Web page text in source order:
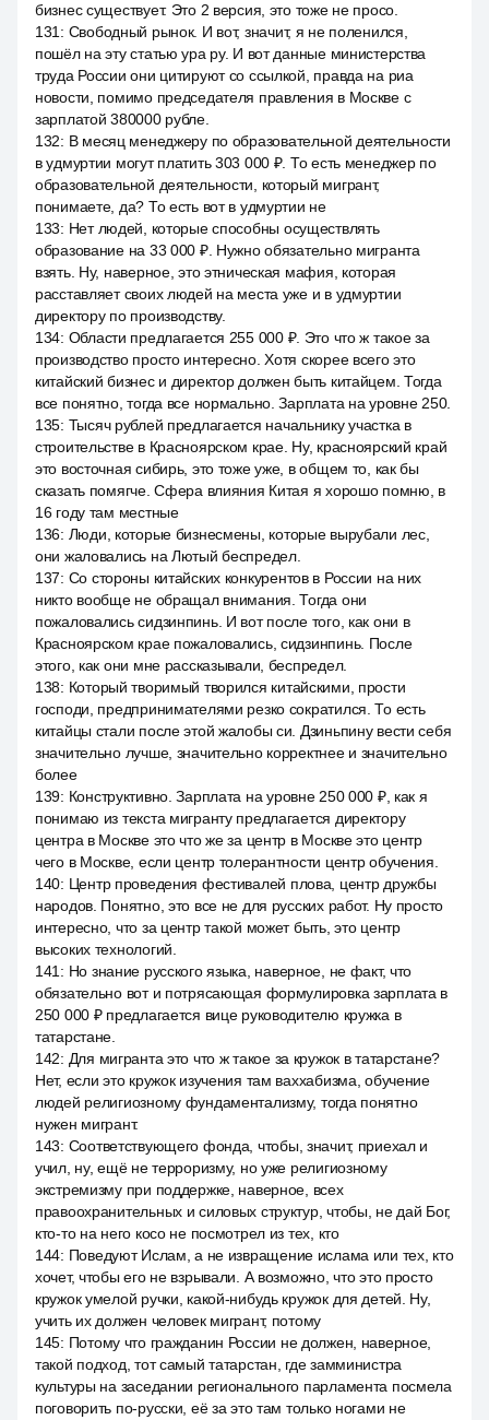
бизнес существует. Это 2 версия, это тоже не просо.
131 : Свободный рынок. И вот, значит, я не поленился,
пошёл на эту статью ура ру. И вот данные министерства
труда России они цитируют со ссылкой, правда на риа
новости, помимо председателя правления в Москве с
зарплатой 380000 рубле.
132: В месяц менеджеру по образовательной деятельности
в удмуртии могут платить 303 000 ₽. То есть менеджер по
образовательной деятельности, который мигрант,
понимаете, да? То есть вот в удмуртии не
133: Нет людей, которые способны осуществлять
образование на 33 000 ₽. Нужно обязательно мигранта
взять. Ну, наверное, это этническая мафия, которая
расставляет своих людей на места уже и в удмуртии
директору по производству.
134: Области предлагается 255 000 ₽. Это что ж такое за
производство просто интересно. Хотя скорее всего это
китайский бизнес и директор должен быть китайцем. Тогда
все понятно, тогда все нормально. Зарплата на уровне 250.
135: Тысяч рублей предлагается начальнику участка в
строительстве в Красноярском крае. Ну, красноярский край
это восточная сибирь, это тоже уже, в общем то, как бы
сказать помягче. Сфера влияния Китая я хорошо помню, в
16 году там местные
136: Люди, которые бизнесмены, которые вырубали лес,
они жаловались на Лютый беспредел.
137: Со стороны китайских конкурентов в России на них
никто вообще не обращал внимания. Тогда они
пожаловались сидзинпинь. И вот после того, как они в
Красноярском крае пожаловались, сидзинпинь. После
этого, как они мне рассказывали, беспредел.
138: Который творимый творился китайскими, прости
господи, предпринимателями резко сократился. То есть
китайцы стали после этой жалобы си. Дзиньпину вести себя
значительно лучше, значительно корректнее и значительно
более
139: Конструктивно. Зарплата на уровне 250 000 ₽, как я
понимаю из текста мигранту предлагается директору
центра в Москве это что же за центр в Москве это центр
чего в Москве, если центр толерантности центр обучения.
140: Центр проведения фестивалей плова, центр дружбы
народов. Понятно, это все не для русских работ. Ну просто
интересно, что за центр такой может быть, это центр
высоких технологий.
141 : Но знание русского языка, наверное, не факт, что
обязательно вот и потрясающая формулировка зарплата в
250 000 ₽ предлагается вице руководителю кружка в
татарстане.
142: Для мигранта это что ж такое за кружок в татарстане?
Нет, если это кружок изучения там ваххабизма, обучение
людей религиозному фундаментализму, тогда понятно
нужен мигрант.
143: Соответствующего фонда, чтобы, значит, приехал и
учил, ну, ещё не терроризму, но уже религиозному
экстремизму при поддержке, наверное, всех
правоохранительных и силовых структур, чтобы, не дай Бог,
кто-то на него косо не посмотрел из тех, кто
144: Поведуют Ислам, а не извращение ислама или тех, кто
хочет, чтобы его не взрывали. А возможно, что это просто
кружок умелой ручки, какой-нибудь кружок для детей. Ну,
учить их должен человек мигрант, потому
145: Потому что гражданин России не должен, наверное,
такой подход, тот самый татарстан, где замминистра
культуры на заседании регионального парламента посмела
поговорить по-русски, её за это там только ногами не